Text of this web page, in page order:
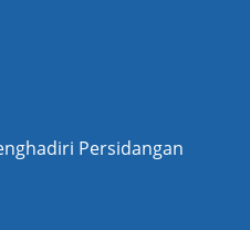
Persidangan